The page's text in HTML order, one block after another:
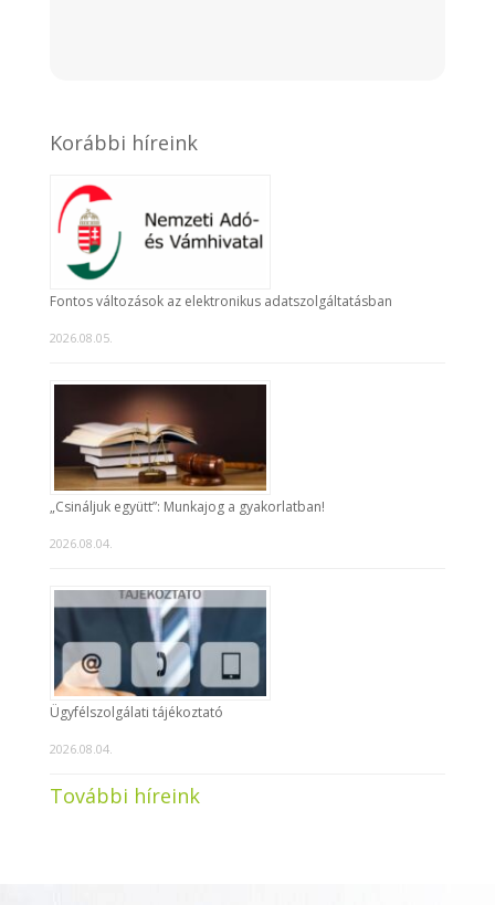
Korábbi híreink
Fontos változások az elektronikus adatszolgáltatásban
2026.08.05.
„Csináljuk együtt”: Munkajog a gyakorlatban!
2026.08.04.
Ügyfélszolgálati tájékoztató
2026.08.04.
További híreink